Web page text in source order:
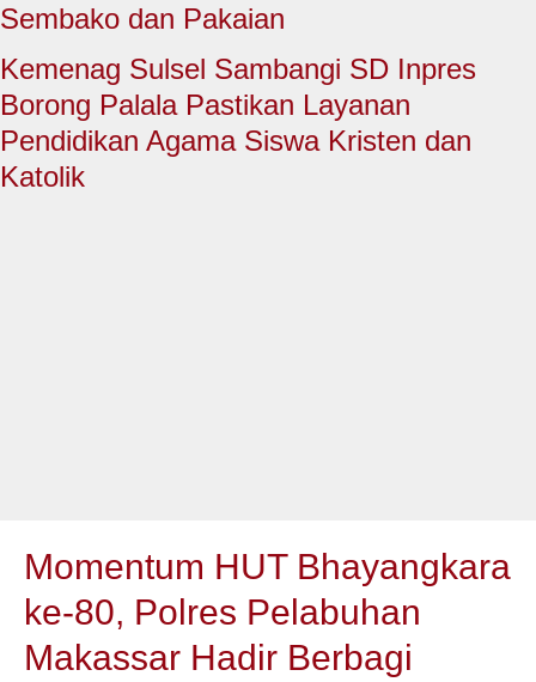
Sembako dan Pakaian
Kemenag Sulsel Sambangi SD Inpres
Borong Palala Pastikan Layanan
Pendidikan Agama Siswa Kristen dan
Katolik
Momentum HUT Bhayangkara
ke-80, Polres Pelabuhan
Makassar Hadir Berbagi